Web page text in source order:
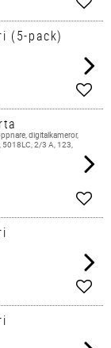
(5-pack)
digitalkameror,
2/3 A, 123,